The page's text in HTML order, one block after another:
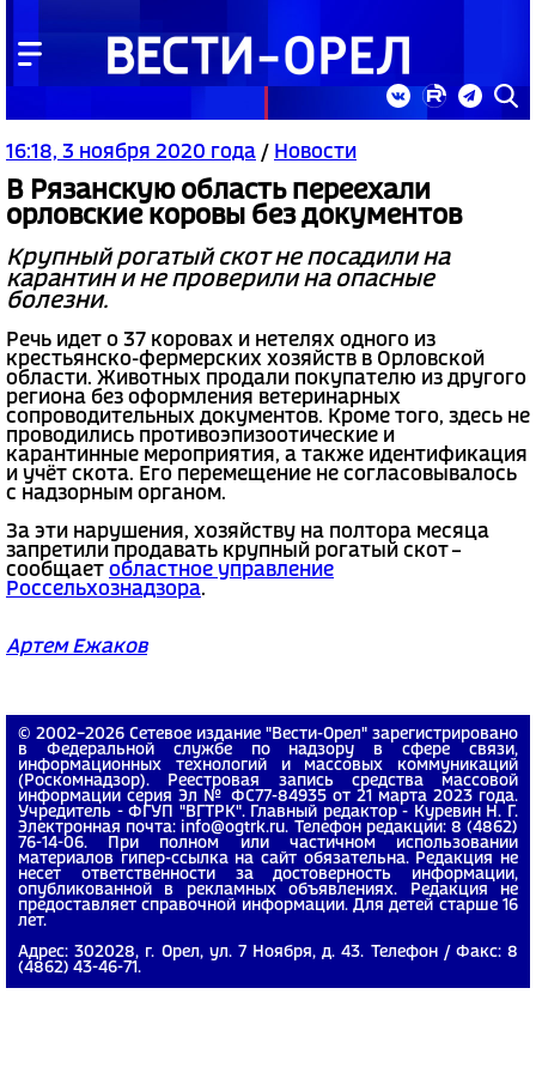
16:18, 3 ноября 2020 года / Новости
В Рязанскую область переехали
орловские коровы без документов
Крупный рогатый скот не посадили на
карантин и не проверили на опасные
болезни.
Речь идет о 37 коровах и нетелях одного из
крестьянско-фермерских хозяйств в Орловской
области. Животных продали покупателю из другого
региона без оформления ветеринарных
сопроводительных документов. Кроме того, здесь не
проводились противоэпизоотические и
карантинные мероприятия, а также идентификация
и учёт скота. Его перемещение не согласовывалось
с надзорным органом.
За эти нарушения, хозяйству на полтора месяца
запретили продавать крупный рогатый скот –
сообщает областное управление
Россельхознадзора.
Артем Ежаков
© 2002−2026 Сетевое издание "Вести-Орел" зарегистрировано
в Федеральной службе по надзору в сфере связи,
информационных технологий и массовых коммуникаций
(Роскомнадзор). Реестровая запись средства массовой
информации серия Эл № ФС77-84935 от 21 марта 2023 года.
Учредитель - ФГУП "ВГТРК". Главный редактор - Куревин Н. Г.
Электронная почта: info@ogtrk.ru. Телефон редакции: 8 (4862)
76-14-06. При полном или частичном использовании
материалов гипер-ссылка на сайт обязательна. Редакция не
несет ответственности за достоверность информации,
опубликованной в рекламных объявлениях. Редакция не
предоставляет справочной информации. Для детей старше 16
лет.
Адрес: 302028, г. Орел, ул. 7 Ноября, д. 43. Телефон / Факс: 8
(4862) 43-46-71.